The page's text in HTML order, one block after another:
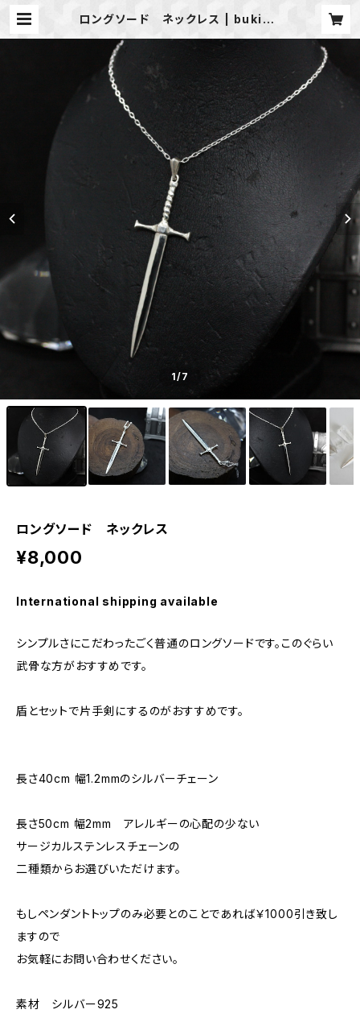
ロングソード ネックレス | bukiari
1/7
ロングソード ネックレス
¥8,000
International shipping available
シンプルさにこだわったごく普通のロングソードです。このぐらい
武骨な方がおすすめです。
盾とセットで片手剣にするのがおすすめです。
長さ40cm 幅1.2mmのシルバーチェーン
長さ50cm 幅2mm アレルギーの心配の少ない
サージカルステンレスチェーンの
二種類からお選びいただけます。
もしペンダントトップのみ必要とのことであれば￥1000引き致し
ますので
お気軽にお問い合わせください。
素材 シルバー925